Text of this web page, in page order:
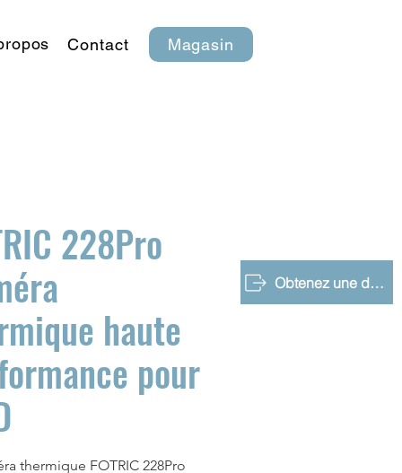
Contact Magasin
Obtenez une démo gratuite
228Pro
haute
pour
thermique FOTRIC 228Pro